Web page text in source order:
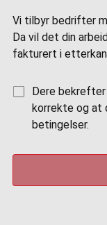
Vi tilbyr bedrifter
Da vil det din
fakturert i
Dere
korrekte og at
betingelser.